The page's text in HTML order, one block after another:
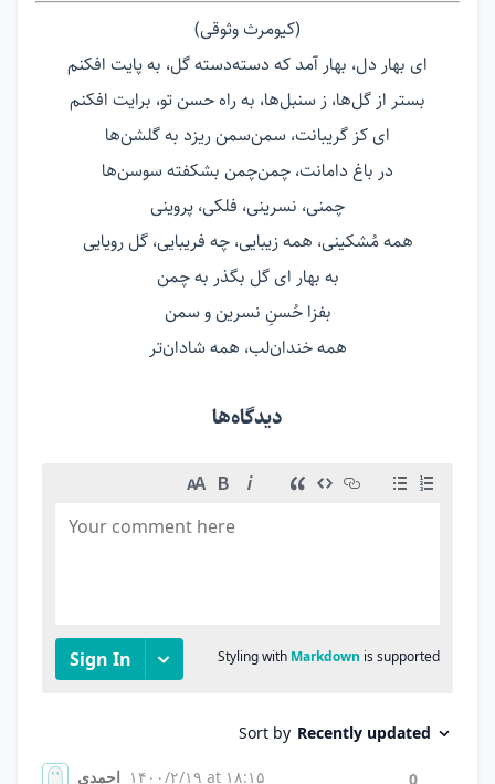
(کیومرث وثوقی)
ای بهار دل، بهار آمد که دسته‌دسته گل، به پایت افکنم
بستر از گل‌ها، ز سنبل‌ها، به راه حسن تو، برایت افکنم
ای کز گریبانت، سمن‌سمن ریزد به گلشن‌ها
در باغ دامانت، چمن‌چمن بشکفته سوسن‌ها
چمنی، نسرینی، فلکی، پروینی
همه مُشکینی، همه زیبایی، چه فریبایی، گل رویایی
به بهار ای گل بگذر به چمن
بفزا حُسنِ نسرین و سمن
همه خندان‌لب، همه شادان‌تر
دیدگاه‌ها